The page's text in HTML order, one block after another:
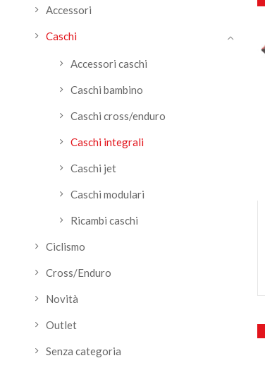
Accessori
Caschi
Accessori caschi
Caschi bambino
Caschi cross/enduro
Caschi integrali
Caschi jet
Caschi modulari
Ricambi caschi
Ciclismo
Cross/Enduro
Novità
Outlet
Senza categoria